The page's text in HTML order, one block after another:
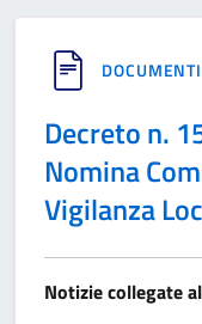
Decreto n.
Nomina
Vigilanza
Notizie collegate